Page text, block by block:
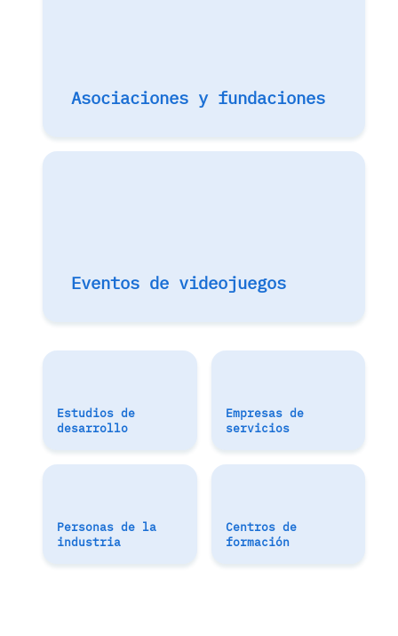
Asociaciones y fundaciones
Eventos de videojuegos
Estudios de
desarrollo
Empresas de
servicios
Personas de la
industria
Centros de
formación